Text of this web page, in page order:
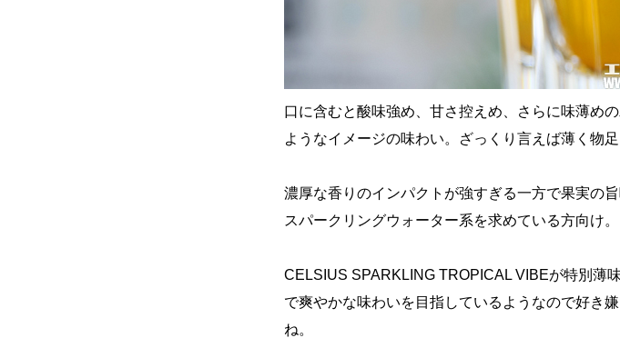
口に含むと酸味強め、甘さ控えめ、さらに味薄め
ようなイメージの味わい。ざっくり言えば薄く物
濃厚な香りのインパクトが強すぎる一方で果実の
スパークリングウォーター系を求めている方向け。
CELSIUS SPARKLING TROPICAL VIBEが特別薄
で爽やかな味わいを目指しているようなので好き
ね。